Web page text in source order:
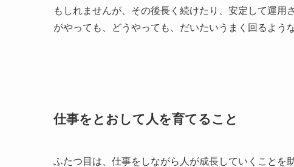
もしれませんが、その後長く続けたり、安定して運
がやっても、どうやっても、だいたいうまく回るよう
仕事をとおして人を育てること
ふたつ目は、仕事をしながら人が成長していくことを